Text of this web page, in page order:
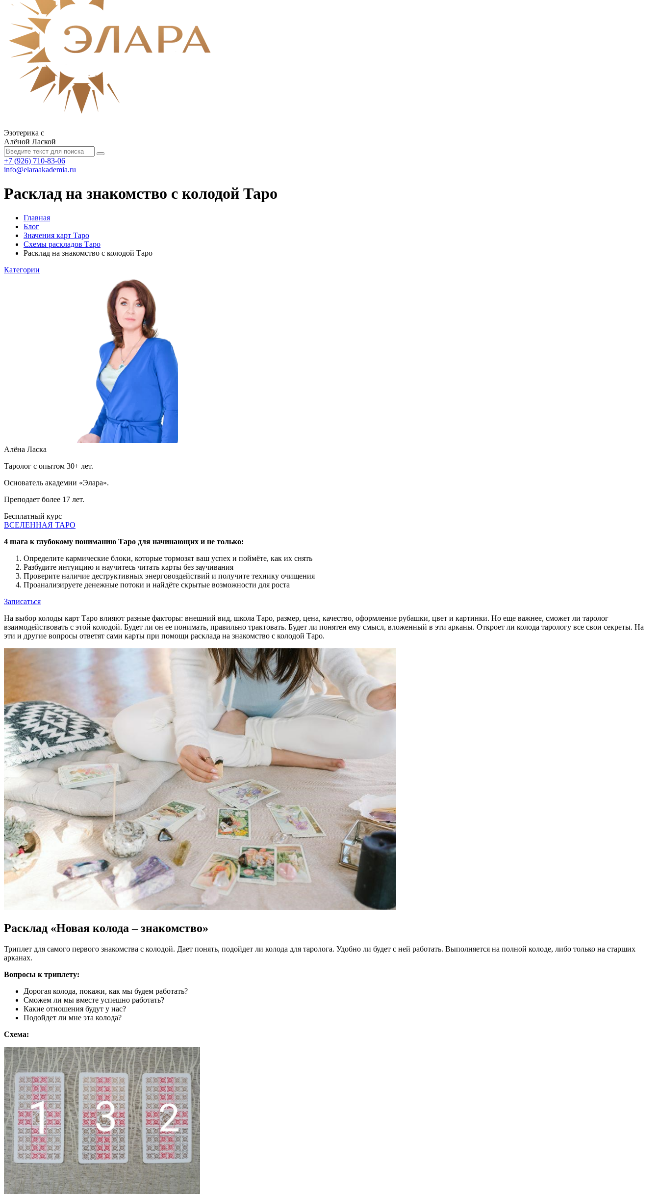
Эзотерика с
Алёной Лаской
+7 (926) 710-83-06
info@elaraakademia.ru
Расклад на знакомство с колодой Таро
Главная
Блог
Значения карт Таро
Схемы раскладов Таро
Расклад на знакомство с колодой Таро
Категории
Алёна Ласка
Таролог с опытом 30+ лет.
Основатель академии «Элара».
Преподает более 17 лет.
Бесплатный курс
ВСЕЛЕННАЯ ТАРО
4 шага к глубокому пониманию Таро для начинающих и не только:
Определите кармические блоки, которые тормозят ваш успех и поймёте, как их снять
Разбудите интуицию и научитесь читать карты без заучивания
Проверите наличие деструктивных энерговоздействий и получите технику очищения
Проанализируете денежные потоки и найдёте скрытые возможности для роста
Записаться
На выбор колоды карт Таро влияют разные факторы: внешний вид, школа Таро, размер, цена, качество, оформление рубашки, цвет и картинки. Но еще важнее, сможет ли таролог
взаимодействовать с этой колодой. Будет ли он ее понимать, правильно трактовать. Будет ли понятен ему смысл, вложенный в эти арканы. Откроет ли колода тарологу все свои секреты. На
эти и другие вопросы ответят сами карты при помощи расклада на знакомство с колодой Таро.
Расклад «Новая колода – знакомство»
Триплет для самого первого знакомства с колодой. Дает понять, подойдет ли колода для таролога. Удобно ли будет с ней работать. Выполняется на полной колоде, либо только на старших
арканах.
Вопросы к триплету:
Дорогая колода, покажи, как мы будем работать?
Сможем ли мы вместе успешно работать?
Какие отношения будут у нас?
Подойдет ли мне эта колода?
Схема: